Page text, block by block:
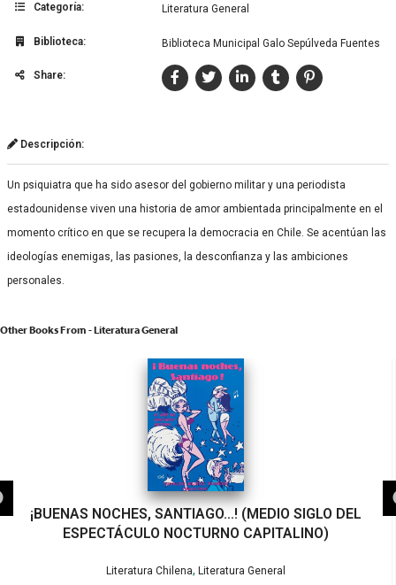
Categoría: Literatura General
Biblioteca: Biblioteca Municipal Galo Sepúlveda Fuentes
Share:
Descripción:
Un psiquiatra que ha sido asesor del gobierno militar y una periodista
estadounidense viven una historia de amor ambientada principalmente en el
momento crítico en que se recupera la democracia en Chile. Se acentúan las
ideologías enemigas, las pasiones, la desconfianza y las ambiciones
personales.
Other Books From - Literatura General
¡BUENAS NOCHES, SANTIAGO…! (MEDIO SIGLO DEL
ESPECTÁCULO NOCTURNO CAPITALINO)
Literatura Chilena, Literatura General